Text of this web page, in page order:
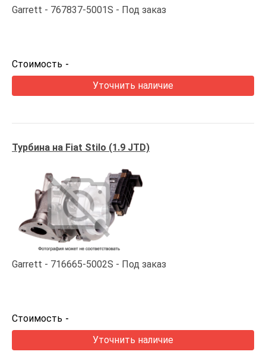
Garrett 767837-5001S Под заказ
Стоимость -
Уточнить наличие
Турбина на Fiat Stilo (1.9 JTD)
Garrett 716665-5002S Под заказ
Стоимость -
Уточнить наличие